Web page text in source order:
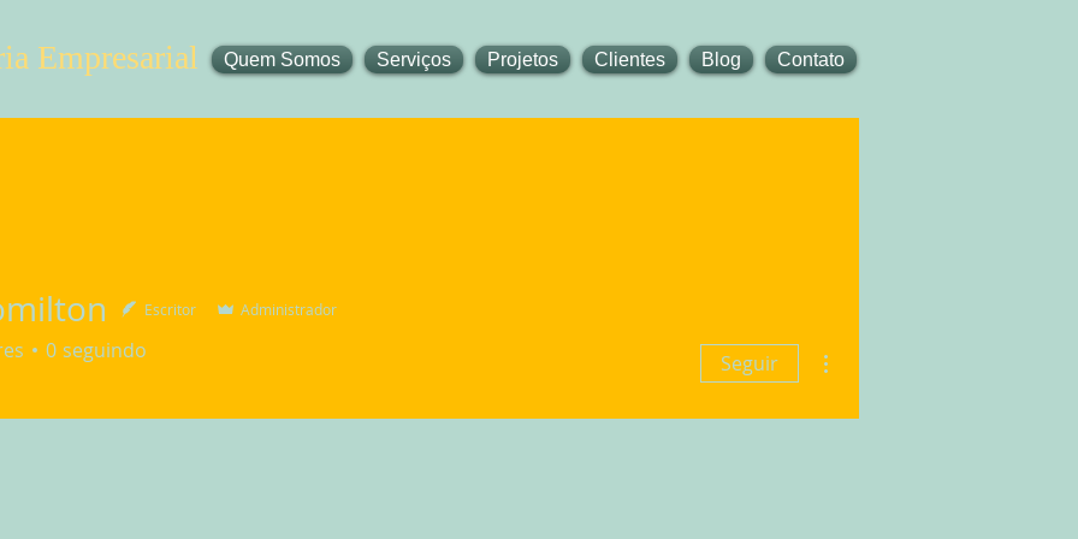
Empresarial Quem Somos Serviços Projetos Clientes Blog Contato
Escritor Administrador
0 seguindo Seguir